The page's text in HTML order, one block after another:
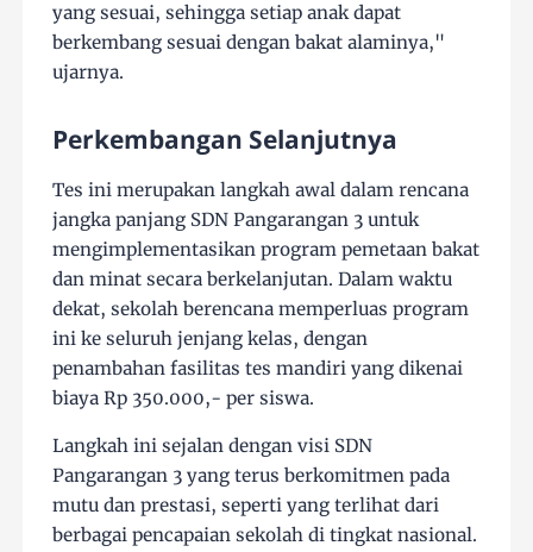
yang sesuai, sehingga setiap anak dapat
berkembang sesuai dengan bakat alaminya,"
ujarnya.
Perkembangan Selanjutnya
Tes ini merupakan langkah awal dalam rencana
jangka panjang SDN Pangarangan 3 untuk
mengimplementasikan program pemetaan bakat
dan minat secara berkelanjutan. Dalam waktu
dekat, sekolah berencana memperluas program
ini ke seluruh jenjang kelas, dengan
penambahan fasilitas tes mandiri yang dikenai
biaya Rp 350.000,- per siswa.
Langkah ini sejalan dengan visi SDN
Pangarangan 3 yang terus berkomitmen pada
mutu dan prestasi, seperti yang terlihat dari
berbagai pencapaian sekolah di tingkat nasional.